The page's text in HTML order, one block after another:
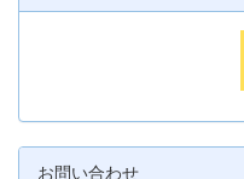
お問い合わせ